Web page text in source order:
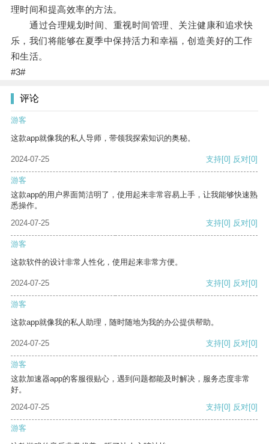
理时间和提高效率的方法。
通过合理规划时间、重视时间管理、关注健康和追求快
乐，我们将能够在夏季中保持活力和幸福，创造美好的工作
和生活。
#3#
评论
游客
这款app就像我的私人导师，带领我探索知识的奥秘。
2024-07-25 支持[0] 反对[0]
游客
这款app的用户界面简洁明了，使用起来非常容易上手，让我能够快速熟
悉操作。
2024-07-25
支持[0] 反对[0]
游客
这款软件的设计非常人性化，使用起来非常方便。
2024-07-25 支持[0] 反对[0]
游客
这款app就像我的私人助理，随时随地为我的办公提供帮助。
2024-07-25 支持[0] 反对[0]
游客
这款加速器app的客服很贴心，遇到问题都能及时解决，服务态度非常
好。
2024-07-25
支持[0] 反对[0]
游客